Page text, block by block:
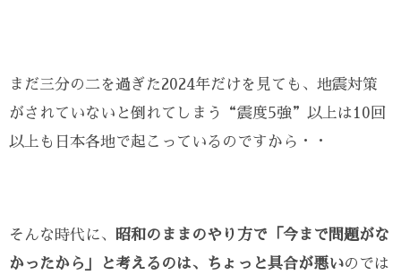
まだ三分の二を過ぎた2024年だけを見ても、地震対策
がされていないと倒れてしまう“震度5強”以上は10回
以上も日本各地で起こっているのですから・・
そんな時代に、
昭和のままのやり方で「今まで問題がな
かったから」と考えるのは、ちょっと具合が悪いのでは